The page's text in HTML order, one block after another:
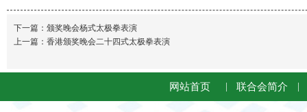
下一篇： 颁奖晚会杨式太极拳表演
上一篇： 香港颁奖晚会二十四式太极拳表演
网站首页 联合会简介